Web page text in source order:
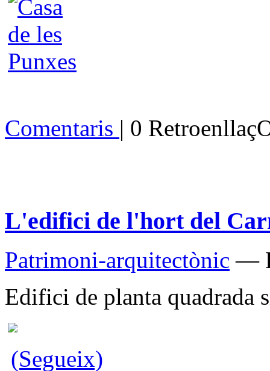
Comentaris | 0
L'edifici de l'hort del
Patrimoni-arquitectònic —
Edifici de planta quadrada
(Segueix)